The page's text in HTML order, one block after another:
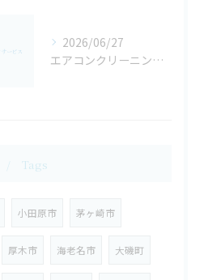
2026/06/27
エアコンクリーニングで黒いカスを防ぐ原因究明と自分でできる除去対策
Tags
小田原市 茅ヶ崎市
厚木市 海老名市 大磯町